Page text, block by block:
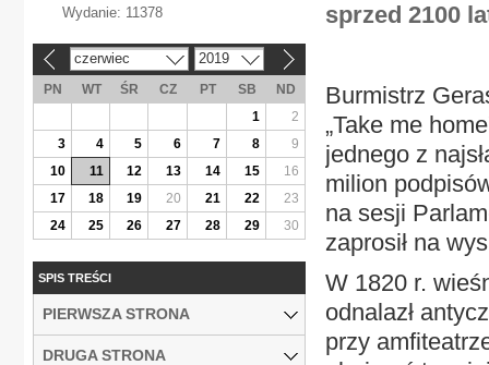
sprzed 2100
Burmistrz
„Take me
jednego z
milion
na sesji
zaprosił na
W 1820 r.
odnalazł
przy
Wydanie: 11378
czerwiec 2019
PN WT ŚR CZ PT SB
ND
1
2
3
4 5 6 7 8
9
10
11 12 13 14 15
16
17
18 19 20 21 22
23
24
25 26 27 28 29 30
SPIS TREŚCI
PIERWSZA STRONA
DRUGA STRONA